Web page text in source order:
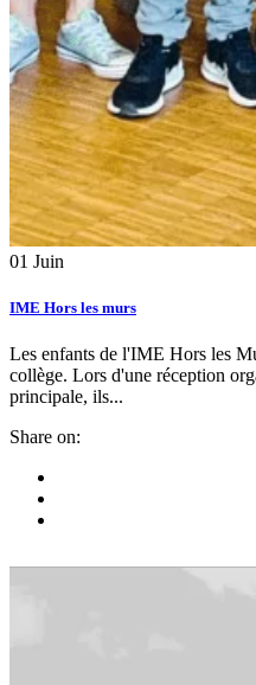
01 Juin
IME Hors les murs
Les enfants de l'IME Hors les
collège. Lors d'une réception
principale, ils...
Share on: